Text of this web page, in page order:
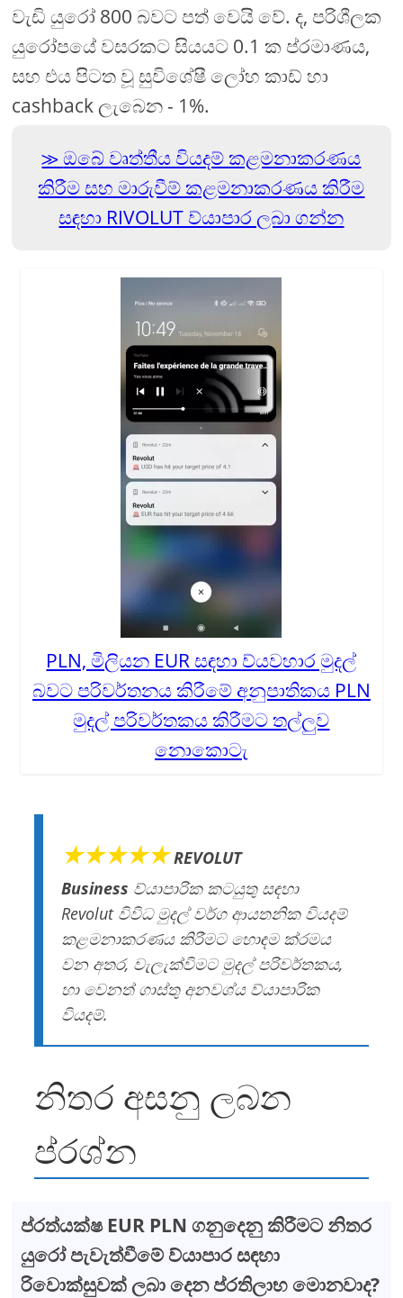
වැඩි යුරෝ 800 බවට පත් වෙයි වේ. ද, පරිශීලක
යුරෝපයේ වසරකට සියයට 0.1 ක ප්රමාණය,
සහ එය පිටත වූ සුවිශේෂී ලෝහ කාඩ් හා
cashback ලැබෙන - 1%.
ඔබේ වෘත්තීය වියදම් කළමනාකරණය
කිරීම සහ මාරුවීම් කළමනාකරණය කිරීම
සඳහා RIVOLUT ව්යාපාර ලබා ගන්න
PLN, මිලියන EUR සඳහා ව්යවහාර මුදල්
බවට පරිවර්තනය කිරීමේ අනුපාතිකය PLN
මුදල් පරිවර්තකය කිරීමට තල්ලුව
නොකොටැ
★★★★★ REVOLUT
Business ව්යාපාරික කටයුතු සඳහා
Revolut විවිධ මුදල් වර්ග ආයතනික වියදම්
කළමනාකරණය කිරීමට හොඳම ක්රමය
වන අතර, වැලැක්විමට මුදල් පරිවර්තකය,
හා වෙනත් ගාස්තු අනවශ්ය ව්යාපාරික
වියදම්.
නිතර අසනු ලබන
ප්රශ්න
ප්රත්යක්ෂ EUR PLN ගනුදෙනු කිරීමට නිතර
යුරෝ පැවැත්වීමේ ව්යාපාර සඳහා
රිවොක්සුවක් ලබා දෙන ප්රතිලාභ මොනවාද?